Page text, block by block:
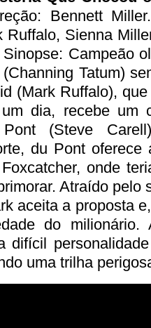
Bennett
Ruffalo, Sienna
Campeão
Tatum)
(Mark Ruffalo),
dia, recebe um
(Steve
du Pont
onde
Atraído pelo
aceita a proposta
do
difícil
uma trilha